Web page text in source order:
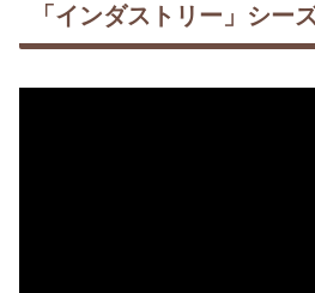
「インダストリー」シー